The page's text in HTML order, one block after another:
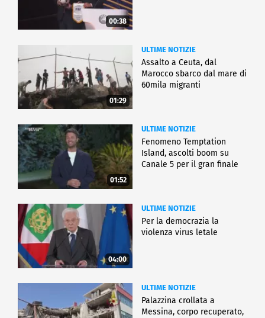
00:38
01:29
ULTIME NOTIZIE
Assalto a Ceuta, dal
Marocco sbarco dal mare di
60mila migranti
01:52
ULTIME NOTIZIE
Fenomeno Temptation
Island, ascolti boom su
Canale 5 per il gran finale
04:00
ULTIME NOTIZIE
Per la democrazia la
violenza virus letale
ULTIME NOTIZIE
Palazzina crollata a
Messina, corpo recuperato,